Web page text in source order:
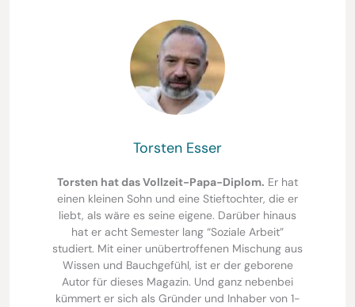
Torsten Esser
Torsten hat das Vollzeit-Papa-Diplom. Er hat
einen kleinen Sohn und eine Stieftochter, die er
liebt, als wäre es seine eigene. Darüber hinaus
hat er acht Semester lang “Soziale Arbeit”
studiert. Mit einer unübertroffenen Mischung aus
Wissen und Bauchgefühl, ist er der geborene
Autor für dieses Magazin. Und ganz nebenbei
kümmert er sich als Gründer und Inhaber von 1-